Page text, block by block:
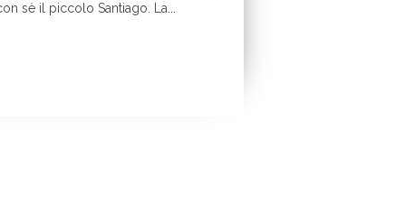
sè il piccolo Santiago. La...